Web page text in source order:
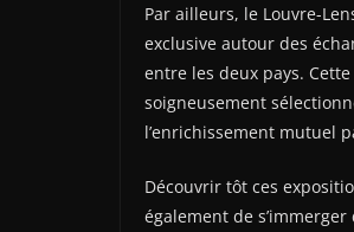
Par ailleurs, le Louvre-
exclusive autour des
entre les deux pays.
soigneusement
l’enrichissement mutuel
Découvrir tôt ces
également de